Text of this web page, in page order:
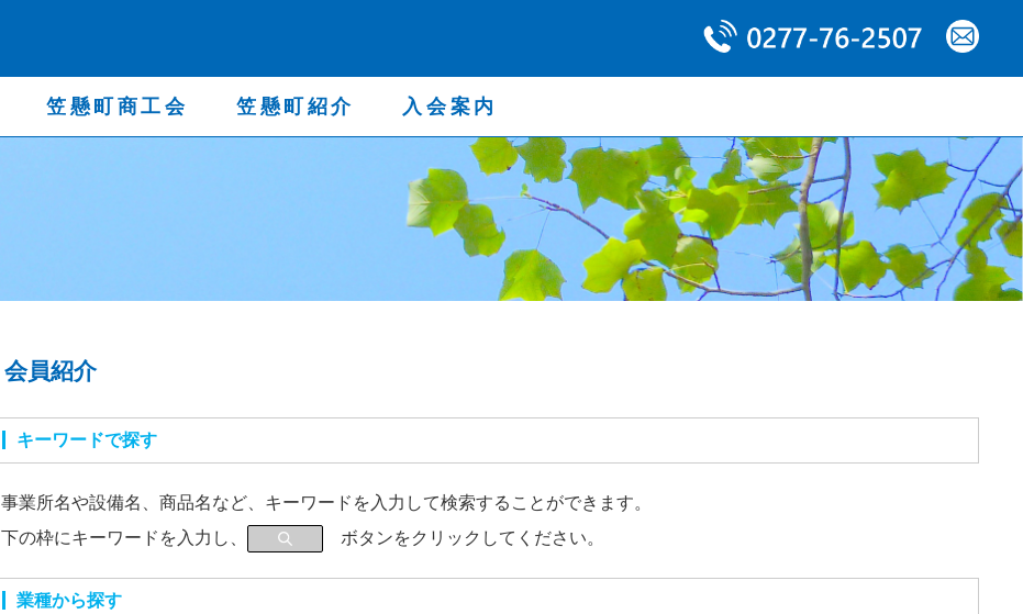
笠懸町商工会 笠懸町紹介 入会案内
会員紹介
キーワードで探す
事業所名や設備名、商品名など、キーワードを入力して検索することができます。
下の枠にキーワードを入力し、
ボタンをクリックしてください。
業種から探す